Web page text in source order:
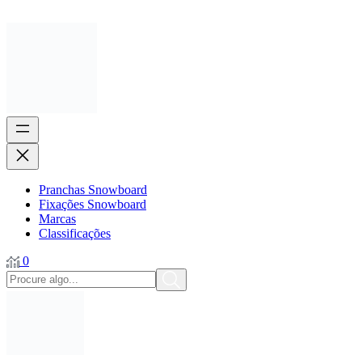
Pranchas Snowboard
Fixações Snowboard
Marcas
Classificações
0